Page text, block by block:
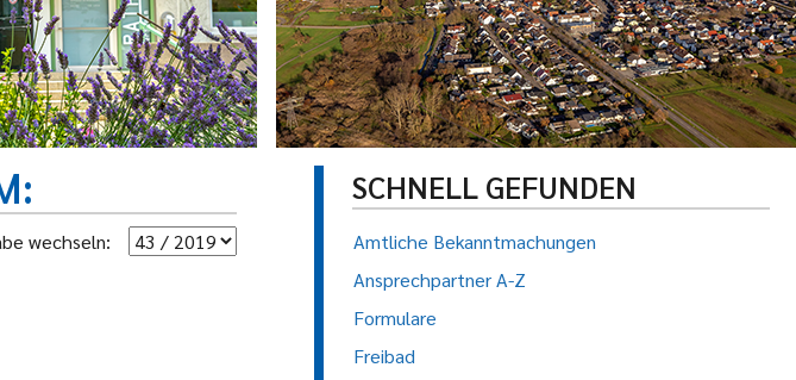
wechseln:
SCHNELL GEFUNDEN
Amtliche Bekanntmachungen
Ansprechpartner A-Z
Formulare
Freibad